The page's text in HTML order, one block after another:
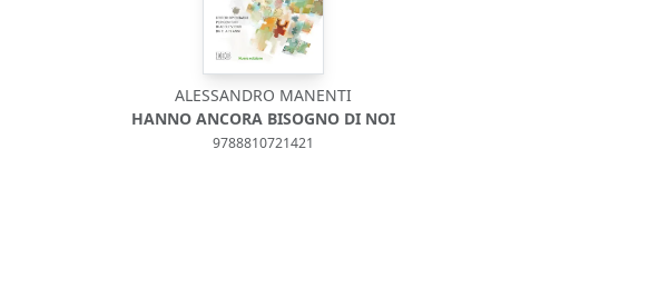
ALESSANDRO MANENTI
HANNO ANCORA BISOGNO DI NOI
9788810721421